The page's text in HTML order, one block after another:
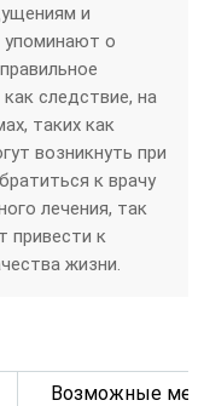
и
упоминают о
как следствие, на
таких как
возникнуть при
к врачу
лечения, так
привести к
жизни.
Возможные